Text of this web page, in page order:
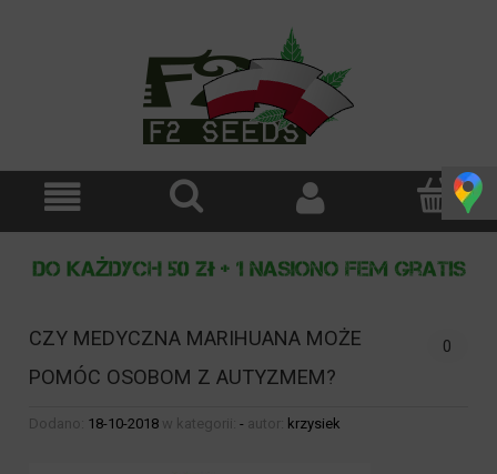
CZY MEDYCZNA MARIHUANA MOŻE
POMÓC OSOBOM Z AUTYZMEM?
0
Dodano: 18-10-2018 w kategorii: - autor: krzysiek